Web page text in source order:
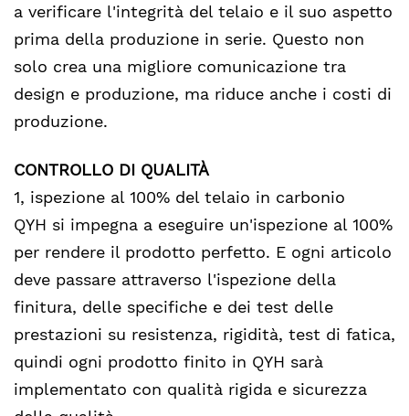
a verificare l'integrità del telaio e il suo aspetto
prima della produzione in serie. Questo non
solo crea una migliore comunicazione tra
design e produzione, ma riduce anche i costi di
produzione.
CONTROLLO DI QUALITÀ
1, ispezione al 100% del telaio in carbonio
QYH si impegna a eseguire un'ispezione al 100%
per rendere il prodotto perfetto. E ogni articolo
deve passare attraverso l'ispezione della
finitura, delle specifiche e dei test delle
prestazioni su resistenza, rigidità, test di fatica,
quindi ogni prodotto finito in QYH sarà
implementato con qualità rigida e sicurezza